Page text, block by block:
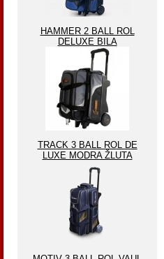
HAMMER 2 BALL ROL
DELUXE BILA
TRACK 3 BALL ROL DE
LUXE MODRA ŽLUTA